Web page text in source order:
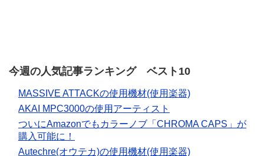
今週の人気記事ランキング ベスト10
MASSIVE ATTACKの使用機材(使用楽器)
AKAI MPC3000の使用アーティスト
ついにAmazonでもカラーノブ「CHROMA CAPS」が
購入可能に！
Autechre(オウテカ)の使用機材(使用楽器)